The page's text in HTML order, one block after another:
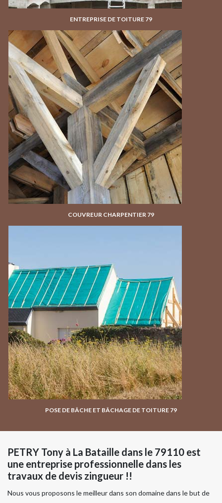
ENTREPRISE DE TOITURE 79
COUVREUR CHARPENTIER 79
POSE DE BÂCHE ET BÂCHAGE DE TOITURE 79
PETRY Tony à La Bataille dans le 79110 est
une entreprise professionnelle dans les
travaux de devis zingueur !!
Nous vous proposons le meilleur dans son domaine dans le but de